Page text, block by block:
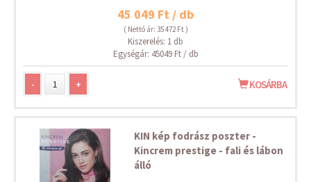
45 049 Ft / db
( Nettó ár: 35 472 Ft )
Kiszerelés: 1 db
Egységár: 45049 Ft / db
- + KOSÁRBA
KIN kép fodrász poszter -
Kincrem prestige - fali és lábon
álló